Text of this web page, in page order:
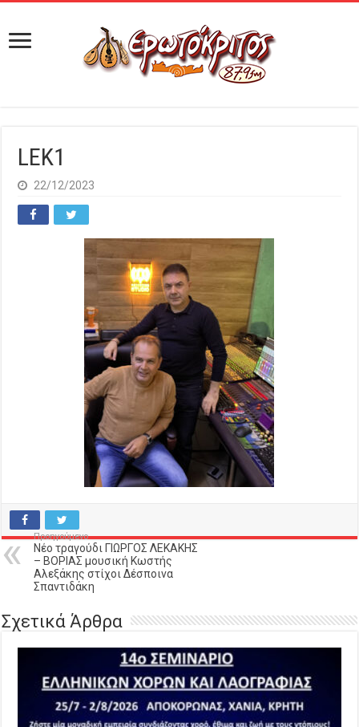
LEK1
22/12/2023
Προηγούμενο
Νέο τραγούδι ΓΙΩΡΓΟΣ ΛΕΚΑΚΗΣ
– ΒΟΡΙΑΣ μουσική Κωστής
Αλεξάκης στίχοι Δέσποινα
Σπαντιδάκη
Σχετικά Άρθρα